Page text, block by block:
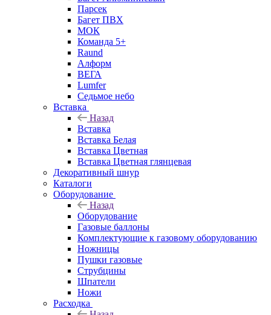
Парсек
Багет ПВХ
МОК
Команда 5+
Raund
Алформ
ВЕГА
Lumfer
Седьмое небо
Вставка
Назад
Вставка
Вставка Белая
Вставка Цветная
Вставка Цветная глянцевая
Декоративный шнур
Каталоги
Оборудование
Назад
Оборудование
Газовые баллоны
Комплектующие к газовому оборудованию
Ножницы
Пушки газовые
Струбцины
Шпатели
Ножи
Расходка